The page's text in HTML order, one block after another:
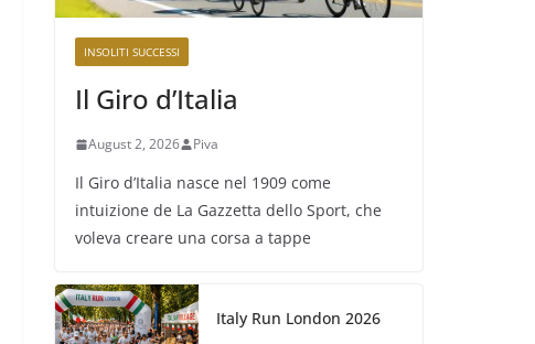
INSOLITI SUCCESSI
Il Giro d’Italia
August 2, 2026 Piva
Il Giro d’Italia nasce nel 1909 come
intuizione de La Gazzetta dello Sport, che
voleva creare una corsa a tappe
Italy Run London 2026